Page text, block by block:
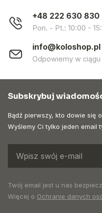
+48 222 630 830
Pon. - Pt.: 10:00 -
info@koloshop.pl
Odpowiemy w
Subskrybuj
Bądź pierwszy, kto dowie się
Wyślemy Ci tylko jeden email
Twój email jest u nas
Więcej o Ochranie danych